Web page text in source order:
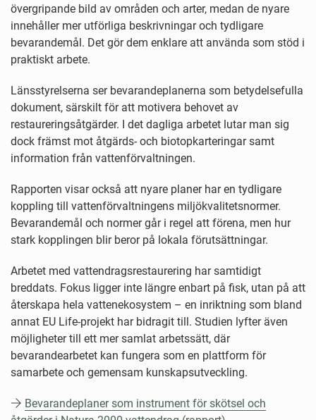
övergripande bild av områden och arter, medan de nyare
innehåller mer utförliga beskrivningar och tydligare
bevarandemål. Det gör dem enklare att använda som stöd i
praktiskt arbete.
Länsstyrelserna ser bevarandeplanerna som betydelsefulla
dokument, särskilt för att motivera behovet av
restaureringsåtgärder. I det dagliga arbetet lutar man sig
dock främst mot åtgärds- och biotopkarteringar samt
information från vattenförvaltningen.
Rapporten visar också att nyare planer har en tydligare
koppling till vattenförvaltningens miljökvalitetsnormer.
Bevarandemål och normer går i regel att förena, men hur
stark kopplingen blir beror på lokala förutsättningar.
Arbetet med vattendragsrestaurering har samtidigt
breddats. Fokus ligger inte längre enbart på fisk, utan på att
återskapa hela vattenekosystem – en inriktning som bland
annat EU Life-projekt har bidragit till. Studien lyfter även
möjligheter till ett mer samlat arbetssätt, där
bevarandearbetet kan fungera som en plattform för
samarbete och gemensam kunskapsutveckling.
Bevarandeplaner som instrument för skötsel och